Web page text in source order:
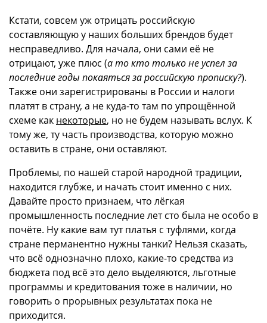
Кстати, совсем уж отрицать российскую
составляющую у наших больших брендов будет
несправедливо. Для начала, они сами её не
отрицают, уже плюс (а то кто только не успел за
последние годы покаяться за российскую прописку?).
Также они зарегистрированы в России и налоги
платят в страну, а не куда-то там по упрощённой
схеме как некоторые, но не будем называть вслух. К
тому же, ту часть производства, которую можно
оставить в стране, они оставляют.
Проблемы, по нашей старой народной традиции,
находится глубже, и начать стоит именно с них.
Давайте просто признаем, что лёгкая
промышленность последние лет сто была не особо в
почёте. Ну какие вам тут платья с туфлями, когда
стране перманентно нужны танки? Нельзя сказать,
что всё однозначно плохо, какие-то средства из
бюджета под всё это дело выделяются, льготные
программы и кредитования тоже в наличии, но
говорить о прорывных результатах пока не
приходится.